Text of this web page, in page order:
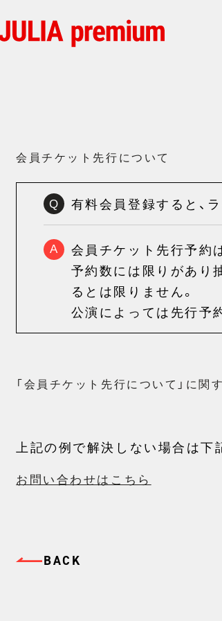
会員チケット先行について
Q 有料会員登録すると、
A
会員チケット先行予約
予約数には限りがあり
るとは限りません。
公演によっては先行予
「会員チケット先行について」に関
上記の例で解決しない場合は下
お問い合わせはこちら